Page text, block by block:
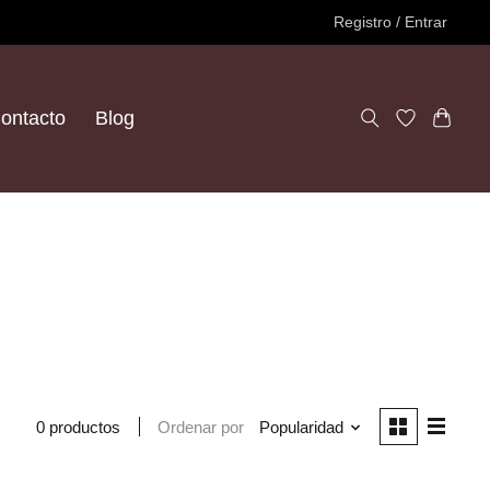
Registro / Entrar
Blog
0 productos Ordenar por Popularidad